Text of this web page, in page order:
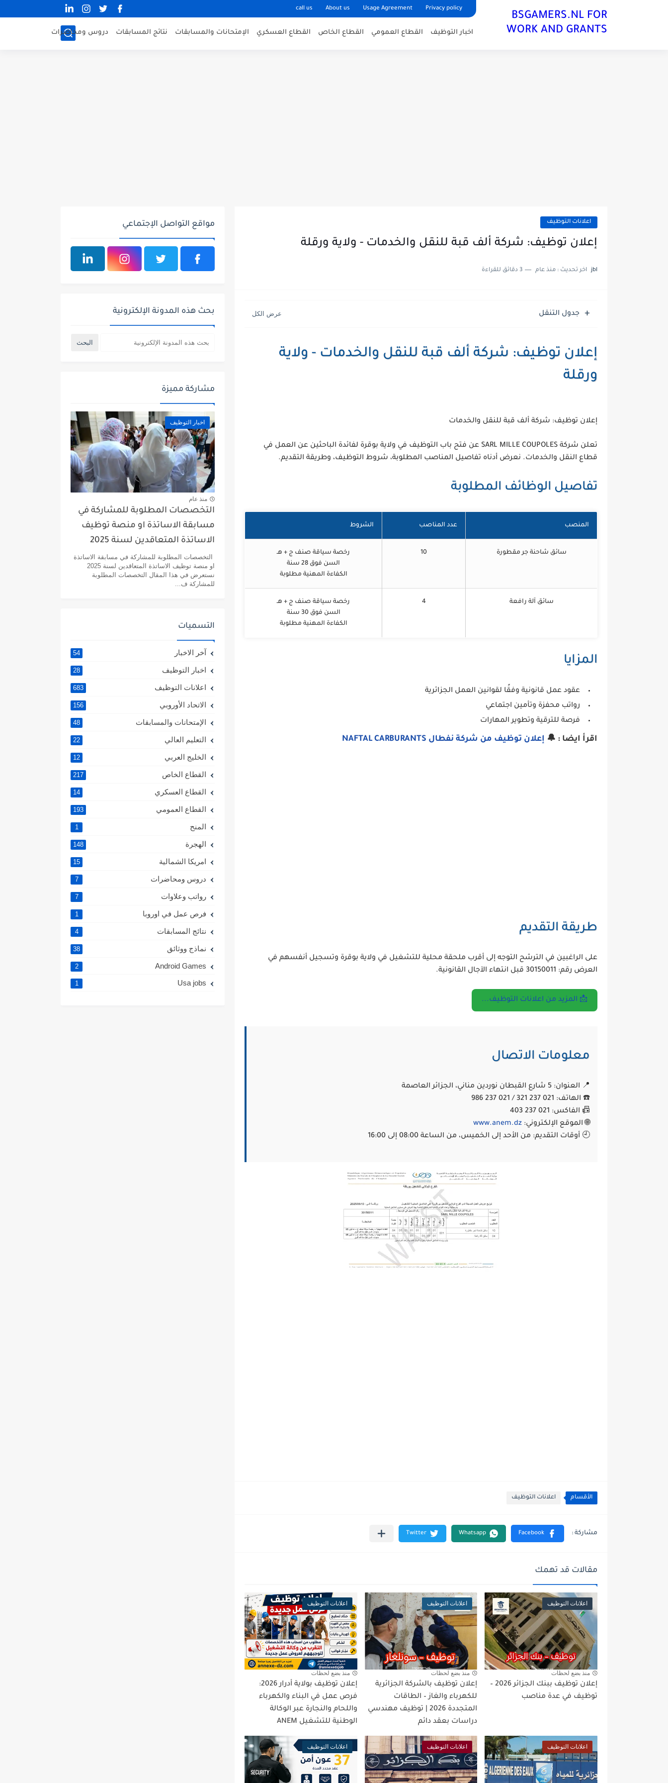
Privacy policy
Usage Agreement
About us
call us
BSGAMERS.NL FOR
WORK AND GRANTS
اخبار التوظيف القطاع العمومي القطاع الخاص القطاع العسكري الإمتحانات والمسابقات نتائج المسابقات دروس ومحاضرات
اعلانات التوظيف
إعلان توظيف: شركة ألف قبة للنقل والخدمات - ولاية ورقلة
jbl اخر تحديث : منذ عام 3 دقائق للقراءة
جدول التنقل
إعلان توظيف: شركة ألف قبة للنقل والخدمات - ولاية
ورقلة
إعلان توظيف: شركة ألف قبة للنقل والخدمات
تعلن شركة SARL MILLE COUPOLES
عن فتح باب التوظيف في ولاية بوقرة لفائدة الباحثين عن العمل في
قطاع النقل والخدمات. نعرض أدناه تفاصيل المناصب المطلوبة، شروط التوظيف، وطريقة التقديم.
تفاصيل الوظائف المطلوبة
المنصب عدد المناصب الشروط
سائق شاحنة جر مقطورة 10
رخصة سياقة صنف ج + هـ
السن فوق 28 سنة
الكفاءة المهنية مطلوبة
سائق آلة رافعة 4
رخصة سياقة صنف ج + هـ
السن فوق 30 سنة
الكفاءة المهنية مطلوبة
المزايا
عقود عمل قانونية وفقًا لقوانين العمل الجزائرية
رواتب محفزة وتأمين اجتماعي
فرصة للترقية وتطوير المهارات
اقرأ ايضا : 🔔 إعلان توظيف من شركة نفطال NAFTAL CARBURANTS
طريقة التقديم
على الراغبين في الترشح التوجه إلى أقرب ملحقة محلية للتشغيل في ولاية بوقرة وتسجيل أنفسهم في
العرض رقم: 30150011 قبل انتهاء الآجال القانونية.
📩 المزيد من اعلانات التوظيف...
معلومات الاتصال
📍 العنوان: 5 شارع القبطان نوردين مناني، الجزائر العاصمة
☎️ الهاتف: 021 237 321 / 021 237 986
📠 الفاكس: 021 237 403
🌐 الموقع الإلكتروني: www.anem.dz
🕘 أوقات التقديم: من الأحد إلى الخميس، من الساعة 08:00 إلى 16:00
الأقسام اعلانات التوظيف
مقالات قد تهمك
اعلانات التوظيف
منذ بضع لحظات
إعلان توظيف ببنك الجزائر 2026 –
توظيف في عدة مناصب
اعلانات التوظيف
منذ بضع لحظات
إعلان توظيف بالشركة الجزائرية
للكهرباء والغاز – الطاقات
المتجددة 2026 | توظيف مهندسي
دراسات بعقد دائم
اعلانات التوظيف
منذ بضع لحظات
إعلان توظيف بولاية أدرار 2026:
فرص عمل في البناء والكهرباء
واللحام والنجارة عبر الوكالة
الوطنية للتشغيل ANEM
اعلانات التوظيف اعلانات التوظيف اعلانات التوظيف
مواقع التواصل الإجتماعي
بحث هذه المدونة الإلكترونية
مشاركة مميزة
اخبار التوظيف
منذ عام
التخصصات المطلوبة للمشاركة في
مسابقة الاساتذة او منصة توظيف
الاساتذة المتعاقدين لسنة 2025
التخصصات المطلوبة للمشاركة في مسابقة الاساتذة
او منصة توظيف الاساتذة المتعاقدين لسنة 2025
نستعرض في هذا المقال التخصصات المطلوبة
للمشاركة ف...
التسميات
آخر الاخبار 54
اخبار التوظيف 28
اعلانات التوظيف 683
الاتحاد الأوروبي 156
الإمتحانات والمسابقات 48
التعليم العالي 22
الخليج العربي 12
القطاع الخاص 217
القطاع العسكري 14
القطاع العمومي 193
المنح 1
الهجرة 148
امريكا الشمالية 15
دروس ومحاضرات 7
رواتب وعلاوات 7
فرص عمل في اوروبا 1
نتائج المسابقات 4
نماذج ووثائق 38
Android Games
2
Usa jobs
1